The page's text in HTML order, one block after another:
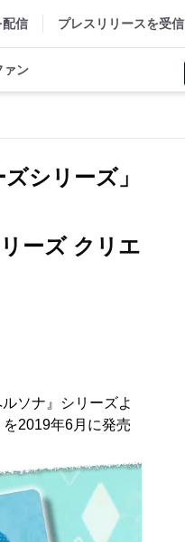
配信 プレスリリースを受信
ァン
シリーズ」
ーズ クリエ
ソナ』シリーズよ
2019年6月に発売